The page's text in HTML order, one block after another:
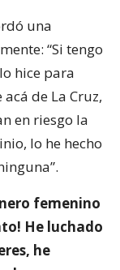
una
“Si tengo
hice para
de La Cruz,
en riesgo la
lo he hecho
femenino
He luchado
he